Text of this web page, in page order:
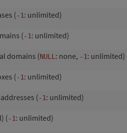
(-1: unlimited)
(-1: unlimited)
domains (NULL : none, -1: unlimited)
(-1: unlimited)
(-1: unlimited)
(-1: unlimited)